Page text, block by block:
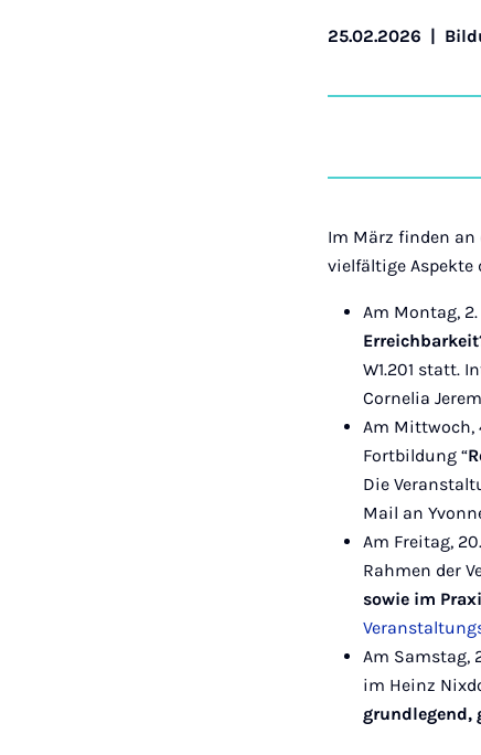
25.02.2026 |
Im März finden
vielfältige
Am Montag,
W1.201 statt.
Cornelia
Am Mittwoch,
Fortbildung “
Die
Mail an
Am Freitag,
Rahmen der
sowie im
Am Samstag,
im Heinz
grundlegend,